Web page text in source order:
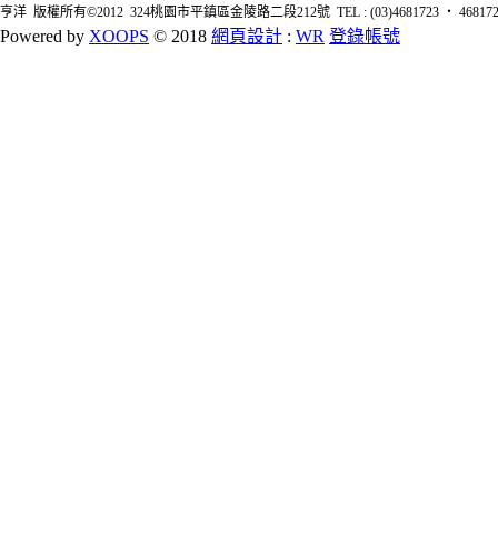
亨洋 版權所有©2012 324桃園市平鎮區金陵路二段212號 TEL : (03)4681723 ‧
Powered by XOOPS © 2018 網頁設計 : WR 登錄帳號